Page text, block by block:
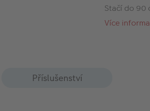
Stačí do 90
Více
Příslušenství